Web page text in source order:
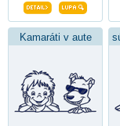
Kamaráti v aute